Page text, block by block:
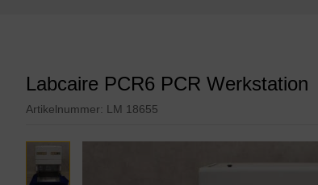
Labcaire PCR6 PCR Werkstation
Artikelnummer: LM 18655